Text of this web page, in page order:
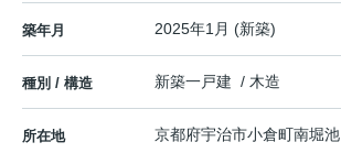
築年月 2025年1月 (新築)
種別 / 構造 新築一戸建 / 木造
所在地 京都府宇治市小倉町南堀池